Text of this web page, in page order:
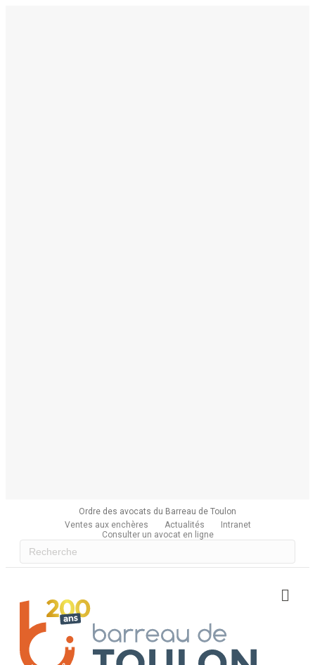
Ordre des avocats du Barreau de Toulon
Ventes aux enchères
Actualités
Intranet
Consulter un avocat en ligne